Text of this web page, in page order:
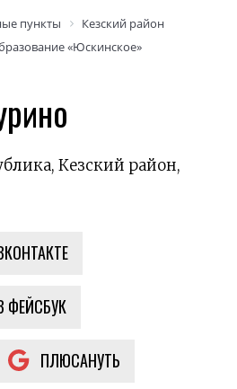
пункты
Кезский район
«Юскинское»
Кезский район,
ФЕЙСБУК
ПЛЮСАНУТЬ